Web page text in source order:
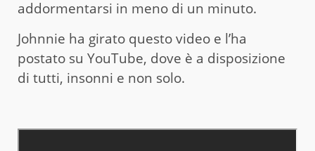
addormentarsi in meno di un minuto.
Johnnie ha girato questo video e l’ha
postato su YouTube, dove è a disposizione
di tutti, insonni e non solo.